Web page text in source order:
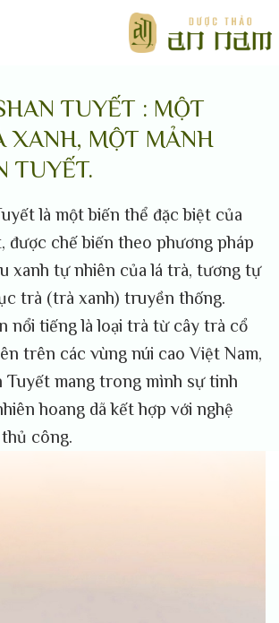
TUYẾT : MỘT
XANH, MỘT MẢNH
TUYẾT.
là một biến thể đặc biệt của
được chế biến theo phương pháp
xanh tự nhiên của lá trà, tương tự
trà (trà xanh) truyền thống.
nổi tiếng là loại trà từ cây trà cổ
trên các vùng núi cao Việt Nam,
Tuyết mang trong mình sự tinh
hoang dã kết hợp với nghệ
công.